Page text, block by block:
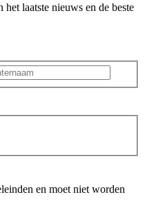
laatste nieuws en de beste
en moet niet worden